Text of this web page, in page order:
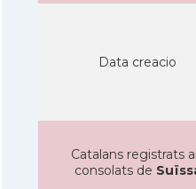
Data creacio
Catalans registrats
consolats de